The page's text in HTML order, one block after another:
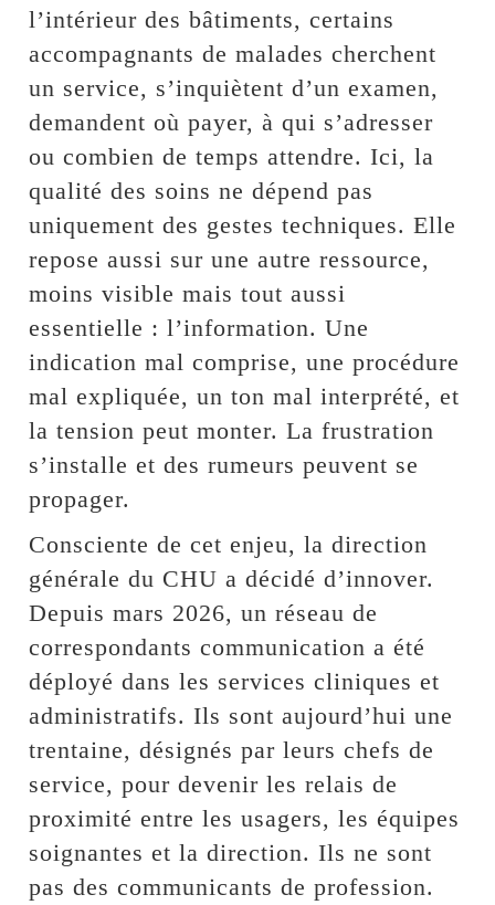
l’intérieur des bâtiments, certains
accompagnants de malades cherchent
un service, s’inquiètent d’un examen,
demandent où payer, à qui s’adresser
ou combien de temps attendre. Ici, la
qualité des soins ne dépend pas
uniquement des gestes techniques. Elle
repose aussi sur une autre ressource,
moins visible mais tout aussi
essentielle : l’information. Une
indication mal comprise, une procédure
mal expliquée, un ton mal interprété, et
la tension peut monter. La frustration
s’installe et des rumeurs peuvent se
propager.
Consciente de cet enjeu, la direction
générale du CHU a décidé d’innover.
Depuis mars 2026, un réseau de
correspondants communication a été
déployé dans les services cliniques et
administratifs. Ils sont aujourd’hui une
trentaine, désignés par leurs chefs de
service, pour devenir les relais de
proximité entre les usagers, les équipes
soignantes et la direction. Ils ne sont
pas des communicants de profession.